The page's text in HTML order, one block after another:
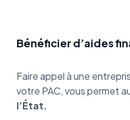
Bénéficier d’aides
Faire appel à une
votre PAC, vous permet
l’État.